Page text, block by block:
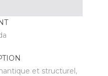
et structurel,